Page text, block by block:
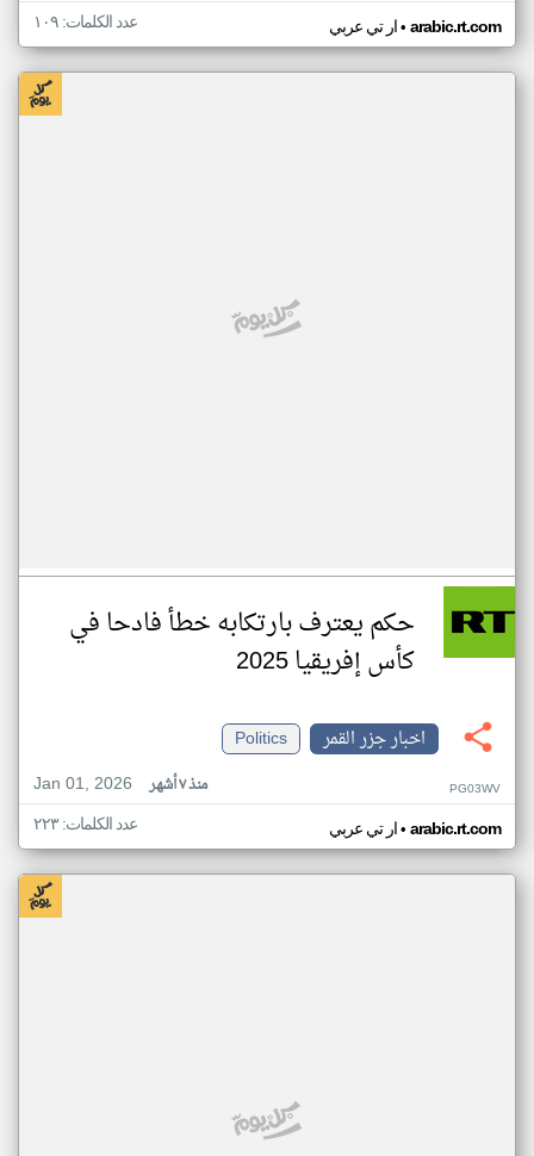
ار تي عربي• arabic.rt.com عدد الكلمات: ١٠٩
حكم يعترف بارتكابه خطأ فادحا في
كأس إفريقيا 2025
اخبار جزر القمر
Politics
Jan 01, 2026
منذ ٧ أشهر PG03WV
ار تي عربي• arabic.rt.com عدد الكلمات: ٢٢٣